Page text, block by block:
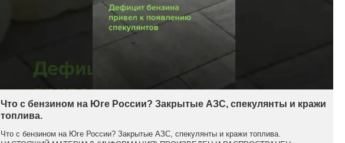
Что с бензином на Юге России? Закрытые АЗС, спекулянты и кражи
топлива.
Что с бензином на Юге России? Закрытые АЗС, спекулянты и кражи топлива.